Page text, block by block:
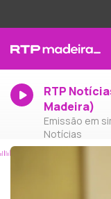
RTP
Madeira)
Emissão em
Notícias